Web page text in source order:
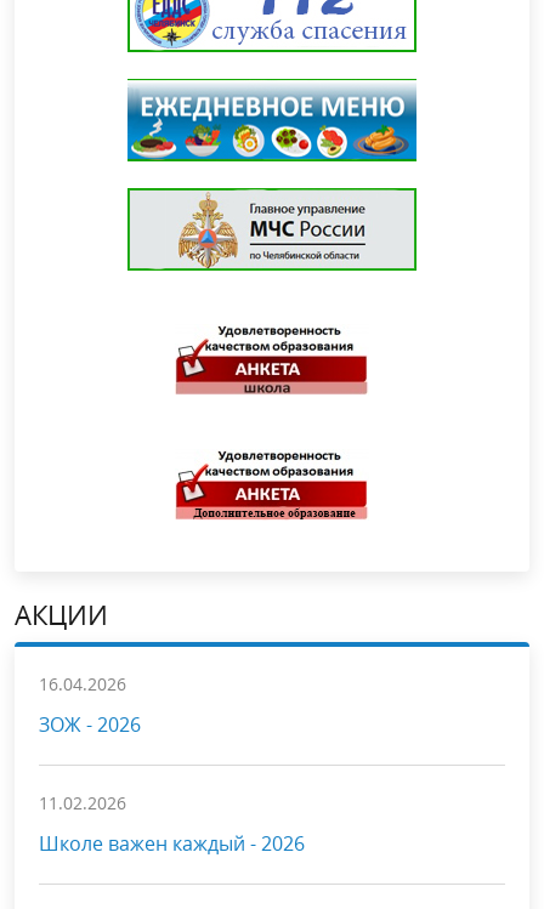
АКЦИИ
16.04.2026
ЗОЖ - 2026
11.02.2026
Школе важен каждый - 2026